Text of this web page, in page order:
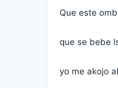
Que este
que se bebe
yo me akojo